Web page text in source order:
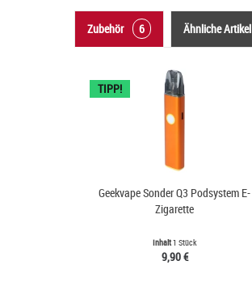
Zubehör 6 Ähnliche Artikel
TIPP!
Geekvape Sonder Q3 Podsystem E-
Zigarette
Inhalt1 Stück
9,90 €